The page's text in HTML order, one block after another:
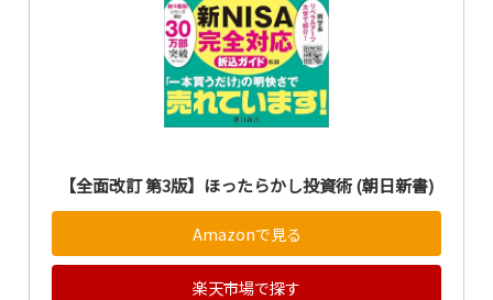
【全面改訂 第3版】ほったらかし投資術 (朝日新書)
Amazonで見る
楽天市場で探す